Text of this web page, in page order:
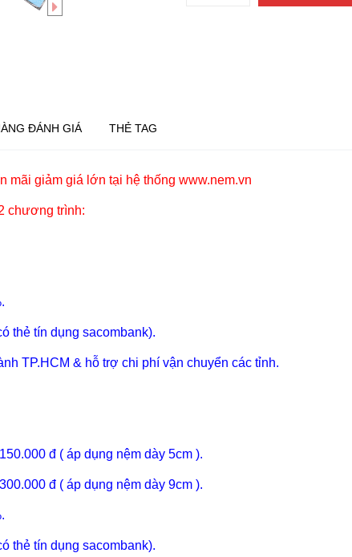
ĐÁNH GIÁ THẺ TAG
mãi giảm giá lớn tại hệ thống www.nem.vn
chương trình:
thẻ tín dụng sacombank).
TP.HCM & hỗ trợ chi phí vận chuyển các tỉnh.
đ ( áp dụng nệm dày 5cm ).
đ ( áp dụng nệm dày 9cm ).
thẻ tín dụng sacombank).